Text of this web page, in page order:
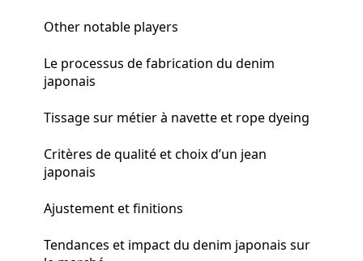
Other notable players
Le processus de fabrication du denim
japonais
Tissage sur métier à navette et rope dyeing
Critères de qualité et choix d’un jean
japonais
Ajustement et finitions
Tendances et impact du denim japonais sur